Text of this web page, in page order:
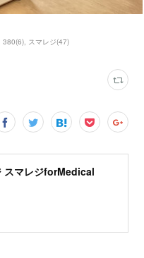
380(6) スマレジ(47)
スマレジforMedical